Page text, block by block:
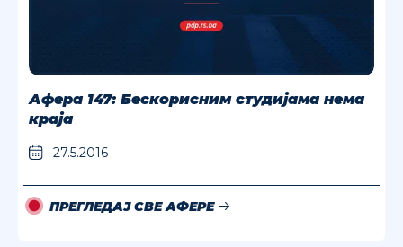
Афера 147: Бескорисним студијама нема
краја
27.5.2016
ПРЕГЛЕДАЈ СВЕ АФЕРЕ